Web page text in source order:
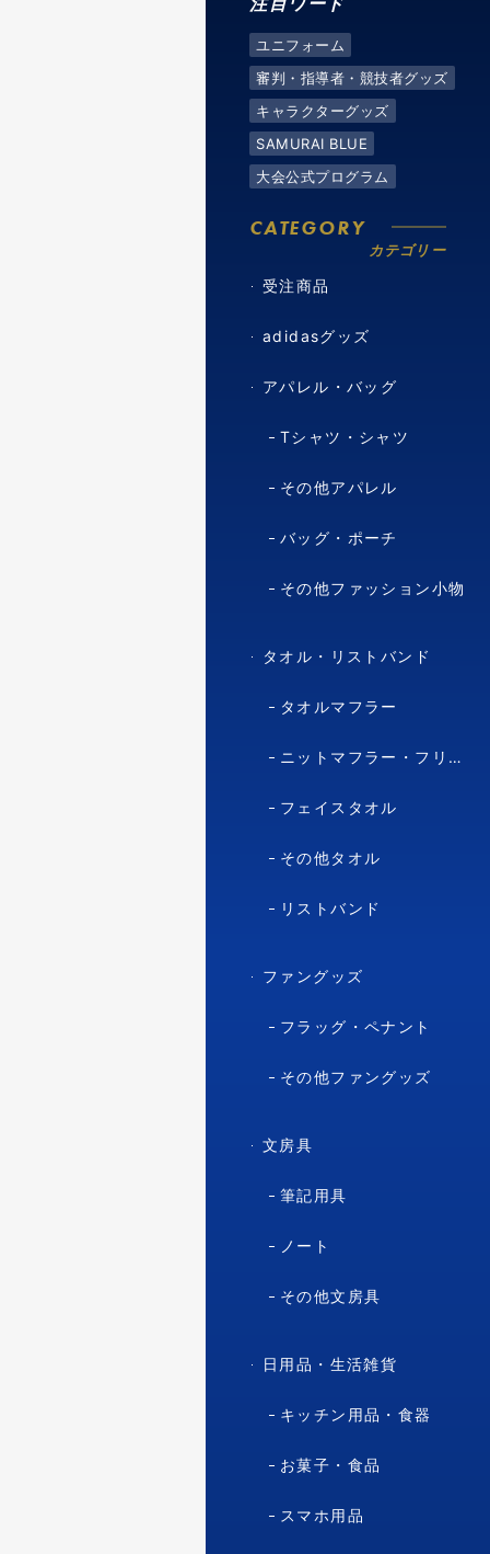
ユニフォーム
審判・指導者・競技者グッズ
キャラクターグッズ
SAMURAI BLUE
大会公式プログラム
CATEGORY
カテゴリー
受注商品
adidasグッズ
アパレル・バッグ
Tシャツ・シャツ
その他アパレル
バッグ・ポーチ
その他ファッション小物
タオル・リストバンド
タオルマフラー
ニットマフラー・フリースマフラー
フェイスタオル
その他タオル
リストバンド
ファングッズ
フラッグ・ペナント
その他ファングッズ
文房具
筆記用具
ノート
その他文房具
日用品・生活雑貨
キッチン用品・食器
お菓子・食品
スマホ用品